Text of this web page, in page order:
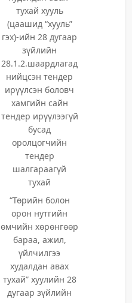
тухай хууль
(цаашид “хууль”
гэх)-ийн 28 дугаар
зүйлийн
28.1.2.шаардлагад
нийцсэн тендер
ирүүлсэн боловч
хамгийн сайн
тендер ирүүлээгүй
бусад
оролцогчийн
тендер
шалгараагүй
тухай
“Төрийн болон
орон нутгийн
өмчийн хөрөнгөөр
бараа, ажил,
үйлчилгээ
худалдан авах
тухай” хуулийн 28
дугаар зүйлийн